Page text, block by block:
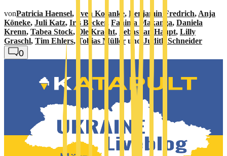
vonPatricia Haensel, Sven Kosanke, Benjamin Fredrich, Anja
Köneke, Juli Katz, Iris Becker , Fahima Makanga, Daniela
Krenn, Tabea Stock, Ole Kracht, Sebastian Haupt, Lilly
Graschl, Tim Ehlers, Tobias Müller und Judith Schneider
0